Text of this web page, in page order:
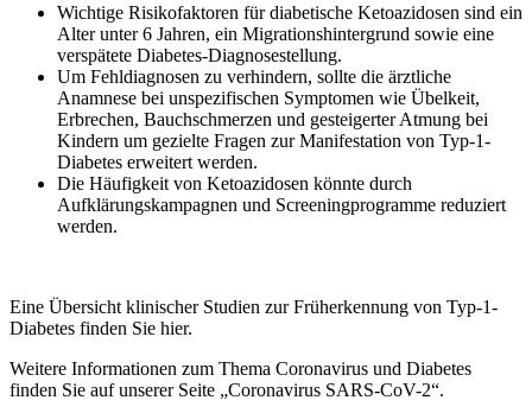
Wichtige Risikofaktoren für diabetische Ketoazidosen sind ein
Alter unter 6 Jahren, ein Migrationshintergrund sowie eine
verspätete Diabetes-Diagnosestellung.
Um Fehldiagnosen zu verhindern, sollte die ärztliche
Anamnese bei unspezifischen Symptomen wie Übelkeit,
Erbrechen, Bauchschmerzen und gesteigerter Atmung bei
Kindern um gezielte Fragen zur Manifestation von Typ-1-
Diabetes erweitert werden.
Die Häufigkeit von Ketoazidosen könnte durch
Aufklärungskampagnen und Screeningprogramme reduziert
werden.
Eine Übersicht klinischer Studien zur Früherkennung von Typ-1-
Diabetes finden Sie hier.
Weitere Informationen zum Thema Coronavirus und Diabetes
finden Sie auf unserer Seite „Coronavirus SARS-CoV-2“.